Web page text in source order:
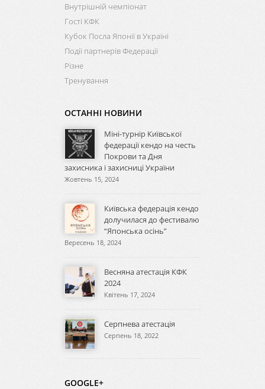
Внутрішній чемпіонат
Гості КФК
Кубок Посла Японії в Україні
Події партнерів Федерації
Різне
Тренування
ОСТАННІ НОВИНИ
Міні-турнір Київської
федерації кендо на честь
Покрови та Дня
захисника і захисниці України
Жовтень 15, 2024
Київська федерація кендо
долучилася до фестивалю
“Японська осінь”
Вересень 18, 2024
Весняна атестація КФК
2024
Квітень 17, 2024
Серпнева атестація
Серпень 18, 2022
GOOGLE+